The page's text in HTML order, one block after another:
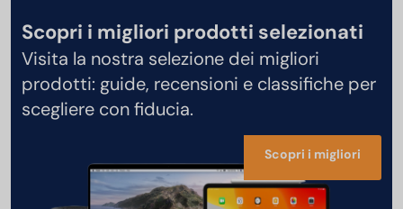
Scopri i migliori prodotti selezionati
Visita la nostra selezione dei migliori
prodotti: guide, recensioni e classifiche per
scegliere con fiducia.
Scopri i migliori